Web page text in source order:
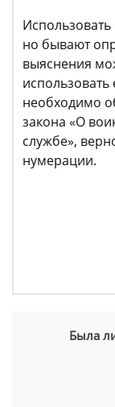
но бывают
выяснения
необходимо
закона «О
службе»,
нумерации.
Была